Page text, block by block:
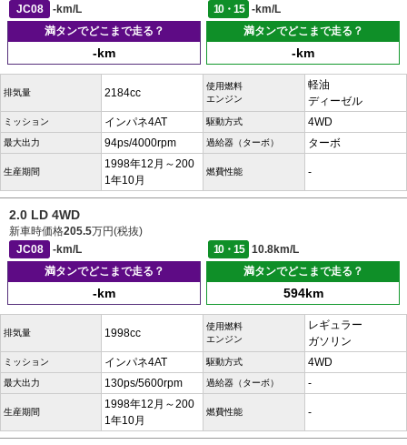
JC08
-km/L 10・15
-km/L
満タンでどこまで走る？
-km
満タンでどこまで走る？
-km
排気量 2184cc
使用燃料
エンジン
軽油
ディーゼル
ミッション インパネ4AT 駆動方式 4WD
最大出力 94ps/4000rpm 過給器（ターボ） ターボ
生産期間
1998年12月～200
1年10月
燃費性能 -
2.0 LD 4WD
新車時価格205.5万円(税抜)
JC08
-km/L 10・15
10.8km/L
満タンでどこまで走る？
-km
満タンでどこまで走る？
594km
排気量 1998cc
使用燃料
エンジン
レギュラー
ガソリン
ミッション インパネ4AT 駆動方式 4WD
最大出力 130ps/5600rpm 過給器（ターボ） -
生産期間
1998年12月～200
1年10月
燃費性能 -